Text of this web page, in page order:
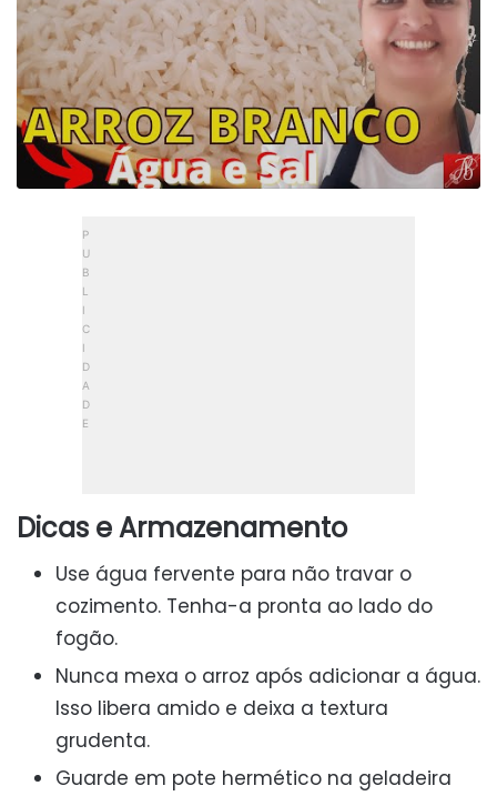
Dicas e Armazenamento
Use água fervente para não travar o
cozimento. Tenha-a pronta ao lado do
fogão.
Nunca mexa o arroz após adicionar a água.
Isso libera amido e deixa a textura
grudenta.
Guarde em pote hermético na geladeira